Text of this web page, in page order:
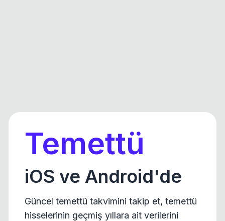
Temettü
iOS ve Android'de
Güncel temettü takvimini takip et, temettü
hisselerinin geçmiş yıllara ait verilerini